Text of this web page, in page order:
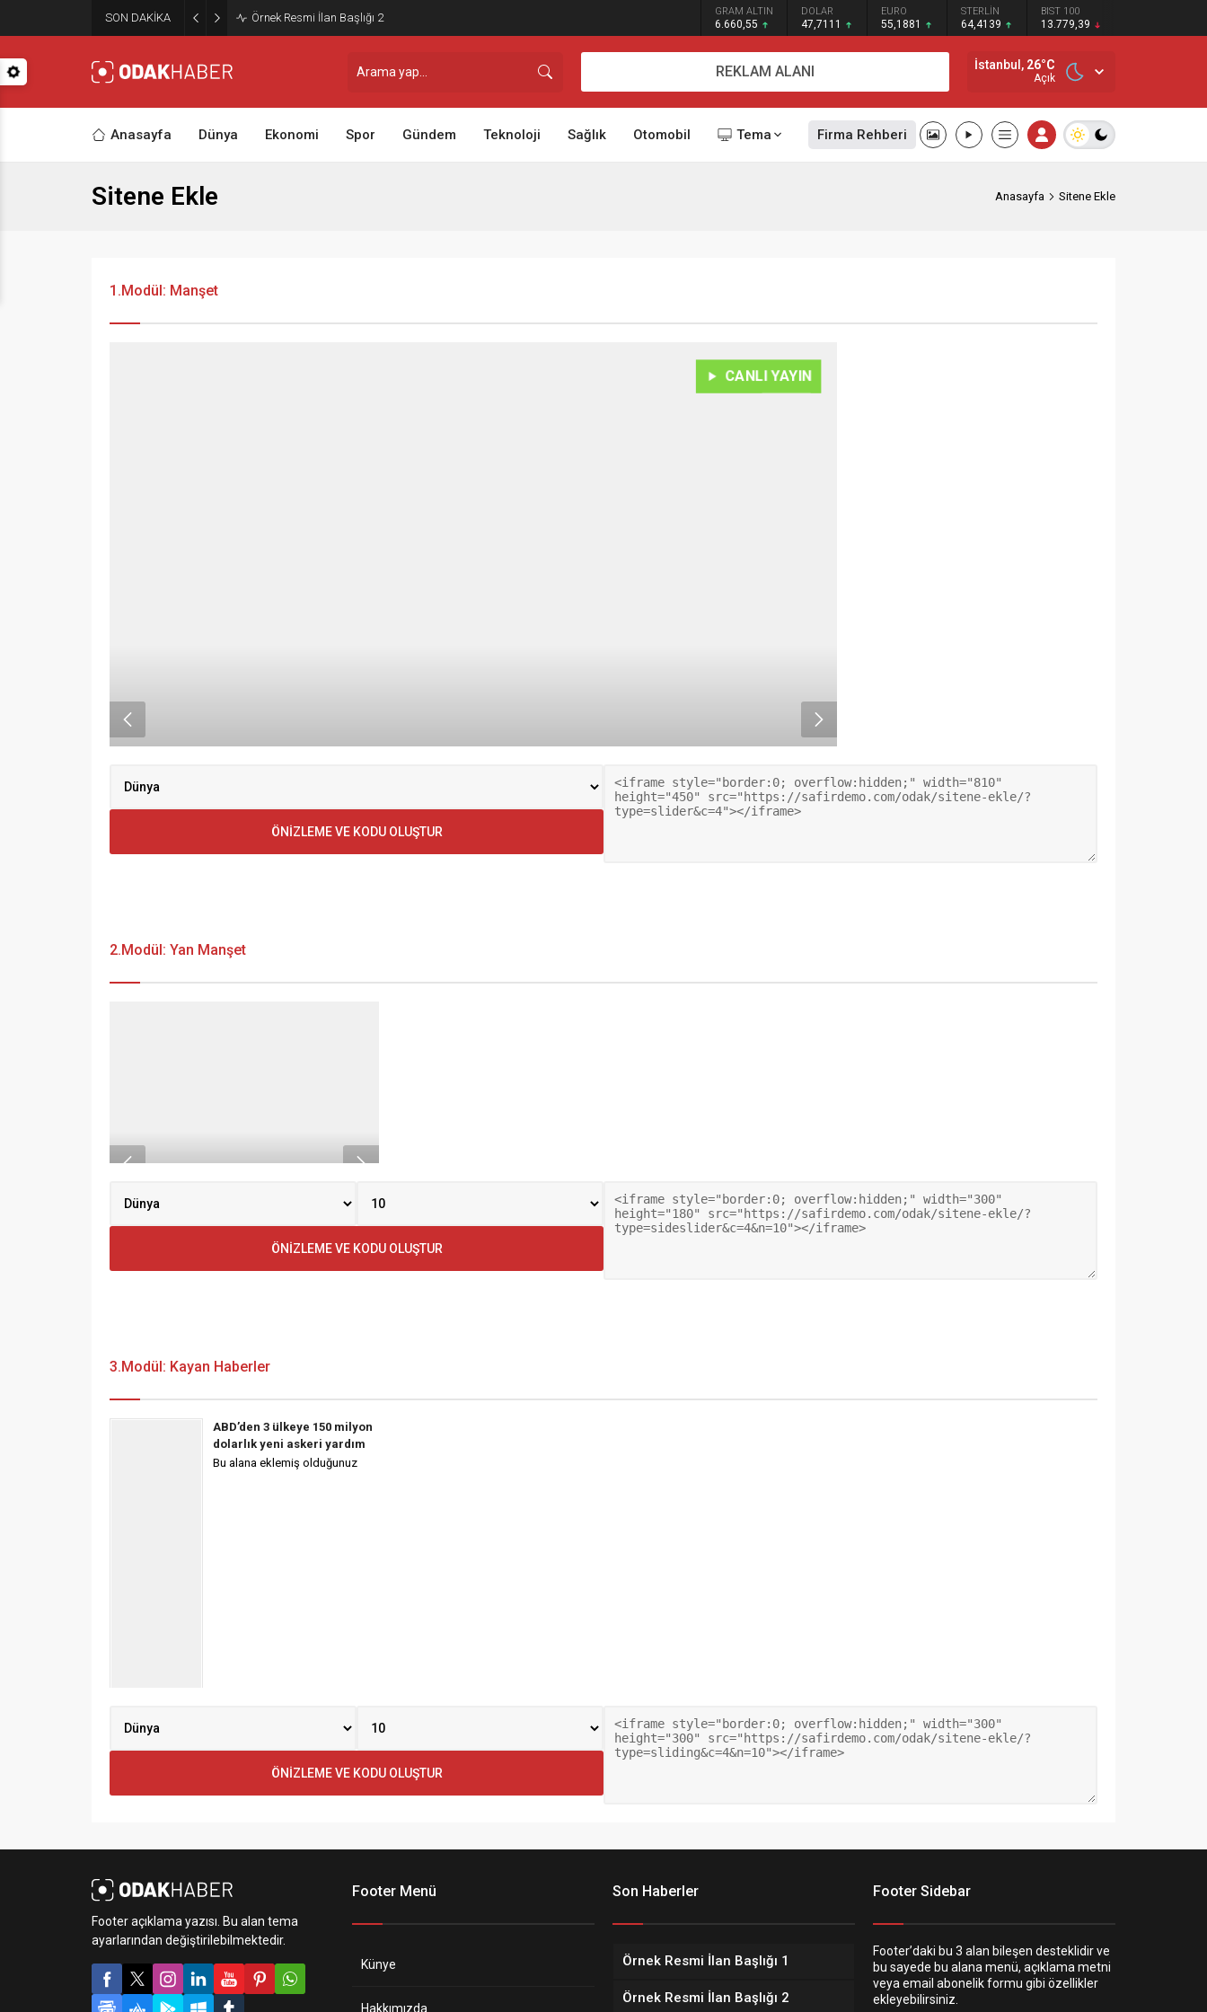
SON DAKİKA Örnek Resmi İlan Başlığı 2 GRAM ALTIN
6.660,55
DOLAR
47,7111
EURO
55,1881
STERLİN
64,4139
BIST 100
13.779,39
REKLAM ALANI İstanbul, 26°C
Açık
Anasayfa Dünya Ekonomi Spor Gündem Teknoloji Sağlık Otomobil Tema Firma Rehberi
Sitene Ekle Anasayfa Sitene Ekle
1.Modül: Manşet
2.Modül: Yan Manşet
3.Modül: Kayan Haberler
Footer açıklama yazısı. Bu alan tema
ayarlarından değiştirilebilmektedir.
Footer Menü
Künye
Hakkımızda
Son Haberler
Örnek Resmi İlan Başlığı 1
Örnek Resmi İlan Başlığı 2
Footer Sidebar
Footer’daki bu 3 alan bileşen desteklidir ve
bu sayede bu alana menü, açıklama metni
veya email abonelik formu gibi özellikler
ekleyebilirsiniz.